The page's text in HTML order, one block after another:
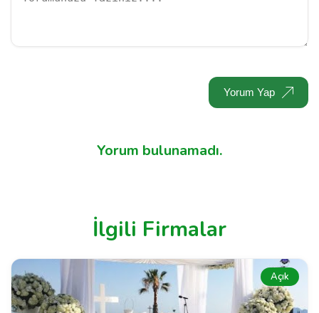
Yorum Yap
Yorum bulunamadı.
İlgili Firmalar
Açık